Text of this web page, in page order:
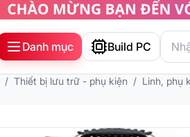
Danh mục Build PC
/ Thiết bị lưu trữ - phụ kiện / Linh, phụ